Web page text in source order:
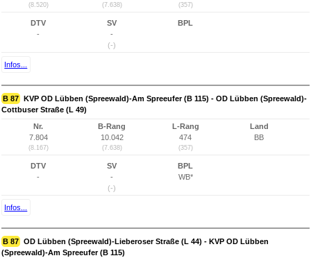
(8.520) (7.638) (357)
DTV
-
SV
-
(-)
BPL
Infos...
B 87 KVP OD Lübben (Spreewald)-Am Spreeufer (B 115) - OD Lübben (Spreewald)-
Cottbuser Straße (L 49)
Nr.
7.804
(8.167)
B-Rang
10.042
(7.638)
L-Rang
474
(357)
Land
BB
DTV
-
SV
-
(-)
BPL
WB*
Infos...
B 87 OD Lübben (Spreewald)-Lieberoser Straße (L 44) - KVP OD Lübben
(Spreewald)-Am Spreeufer (B 115)